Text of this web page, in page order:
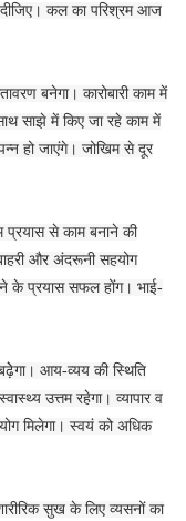
कल का परिश्रम आज
बनेगा। कारोबारी काम में
साझे में किए जा रहे काम में
हो जाएंगे। जोखिम से दूर
प्रयास से काम बनाने की
और अंदरूनी सहयोग
के प्रयास सफल होंग। भाई-
आय-व्यय की स्थिति
उत्तम रहेगा। व्यापार व
मिलेगा। स्वयं को अधिक
सुख के लिए व्यसनों का